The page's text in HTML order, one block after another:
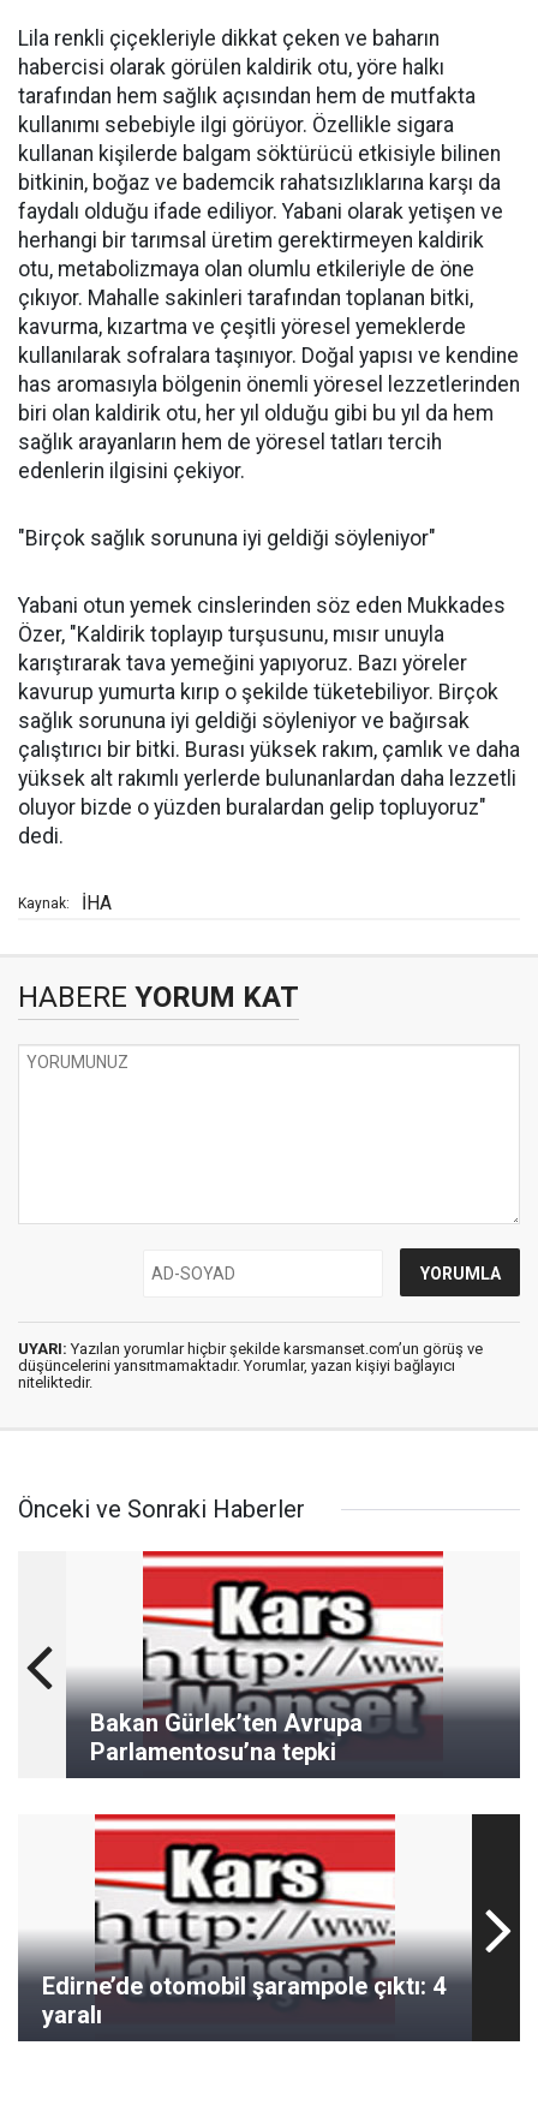
Lila renkli çiçekleriyle dikkat çeken ve baharın
habercisi olarak görülen kaldirik otu, yöre halkı
tarafından hem sağlık açısından hem de mutfakta
kullanımı sebebiyle ilgi görüyor. Özellikle sigara
kullanan kişilerde balgam söktürücü etkisiyle bilinen
bitkinin, boğaz ve bademcik rahatsızlıklarına karşı da
faydalı olduğu ifade ediliyor. Yabani olarak yetişen ve
herhangi bir tarımsal üretim gerektirmeyen kaldirik
otu, metabolizmaya olan olumlu etkileriyle de öne
çıkıyor. Mahalle sakinleri tarafından toplanan bitki,
kavurma, kızartma ve çeşitli yöresel yemeklerde
kullanılarak sofralara taşınıyor. Doğal yapısı ve kendine
has aromasıyla bölgenin önemli yöresel lezzetlerinden
biri olan kaldirik otu, her yıl olduğu gibi bu yıl da hem
sağlık arayanların hem de yöresel tatları tercih
edenlerin ilgisini çekiyor.
"Birçok sağlık sorununa iyi geldiği söyleniyor"
Yabani otun yemek cinslerinden söz eden Mukkades
Özer, "Kaldirik toplayıp turşusunu, mısır unuyla
karıştırarak tava yemeğini yapıyoruz. Bazı yöreler
kavurup yumurta kırıp o şekilde tüketebiliyor. Birçok
sağlık sorununa iyi geldiği söyleniyor ve bağırsak
çalıştırıcı bir bitki. Burası yüksek rakım, çamlık ve daha
yüksek alt rakımlı yerlerde bulunanlardan daha lezzetli
oluyor bizde o yüzden buralardan gelip topluyoruz"
dedi.
Kaynak: İHA
HABERE YORUM KAT
UYARI: Yazılan yorumlar hiçbir şekilde karsmanset.com’un görüş ve
düşüncelerini yansıtmamaktadır. Yorumlar, yazan kişiyi bağlayıcı
niteliktedir.
Önceki ve Sonraki Haberler
Bakan Gürlek’ten Avrupa
Parlamentosu’na tepki
Edirne’de otomobil şarampole çıktı: 4
yaralı